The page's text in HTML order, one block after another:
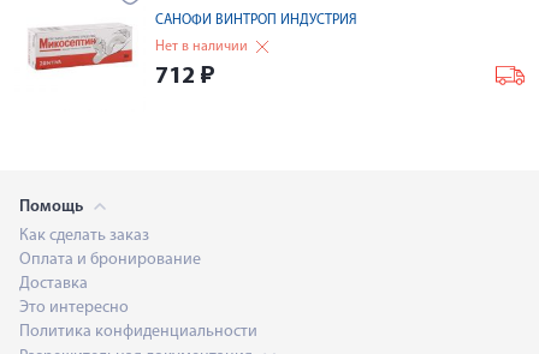
САНОФИ ВИНТРОП ИНДУСТРИЯ
Нет в наличии
712 ₽
Помощь
Как сделать заказ
Оплата и бронирование
Доставка
Это интересно
Политика конфиденциальности